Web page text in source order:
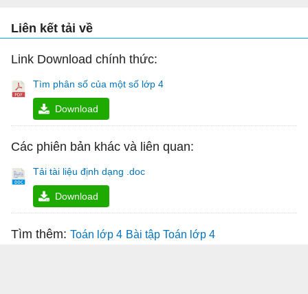
Liên kết tải về
Link Download chính thức:
Tìm phân số của một số lớp 4
Download
Các phiên bản khác và liên quan:
Tải tài liệu định dạng .doc
Download
Tìm thêm: Toán lớp 4 Bài tập Toán lớp 4